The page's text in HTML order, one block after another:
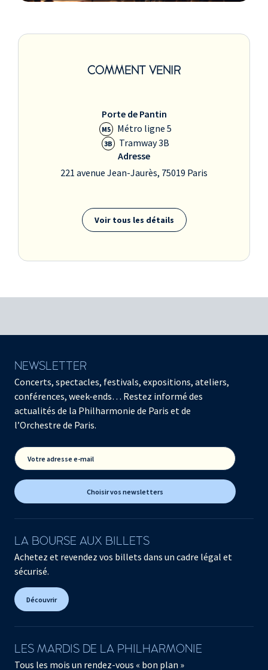
COMMENT VENIR
Porte de Pantin
M5 Métro ligne 5
3B
Tramway 3B
Adresse
221 avenue Jean-Jaurès, 75019 Paris
Voir tous les détails
NEWSLETTER
Concerts, spectacles, festivals, expositions, ateliers,
conférences, week-ends… Restez informé des
actualités de la Philharmonie de Paris et de
l’Orchestre de Paris.
Votre adresse e-mail
Choisir vos newsletters
LA BOURSE AUX BILLETS
Achetez et revendez vos billets dans un cadre légal et
sécurisé.
Découvrir
LES MARDIS DE LA PHILHARMONIE
Tous les mois un rendez-vous « bon plan »